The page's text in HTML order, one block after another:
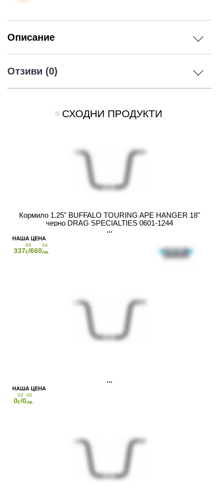
Описание
Отзиви (0)
СХОДНИ ПРОДУКТИ
Кормило 1.25" BUFFALO TOURING APE HANGER 18"
черно DRAG SPECIALTIES 0601-1244
337
68
€/660
44
лв.
0
00
€/0
00
лв.